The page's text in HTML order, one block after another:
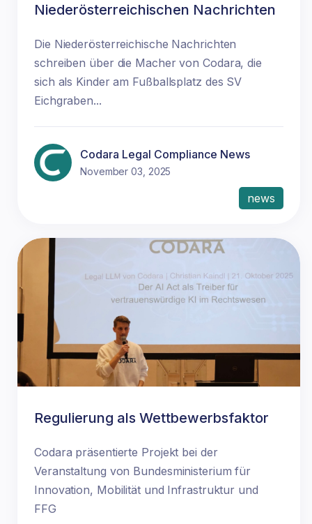
Niederösterreichischen Nachrichten
Die Niederösterreichische Nachrichten
schreiben über die Macher von Codara, die
sich als Kinder am Fußballsplatz des SV
Eichgraben...
Codara Legal Compliance News
November 03, 2025
news
Regulierung als Wettbewerbsfaktor
Codara präsentierte Projekt bei der
Veranstaltung von Bundesministerium für
Innovation, Mobilität und Infrastruktur und
FFG